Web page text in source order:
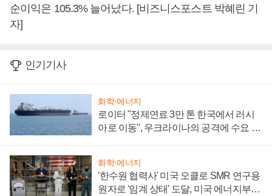
순이익은 105.3% 늘어났다. [비즈니스포스트 박혜린 기
자]
인기기사
화학·에너지
로이터 "정제연료 3만 톤 한국에서 러시
아로 이동", 우크라이나의 공격에 수요 늘
화학·에너지
'한수원 협력사' 미국 오클로 SMR 연구용
원자로 '임계 상태' 도달, 미국 에너지부